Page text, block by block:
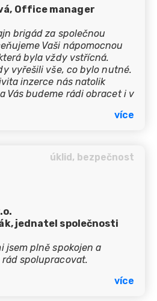
Office manager
brigád za společnou
Vaši nápomocnou
byla vždy vstřícná.
vyřešili vše, co bylo nutné.
inzerce nás natolik
Vás budeme rádi obracet i v
více
úklid, bezpečnost
jednatel společnosti
jsem plně spokojen a
spolupracovat.
více